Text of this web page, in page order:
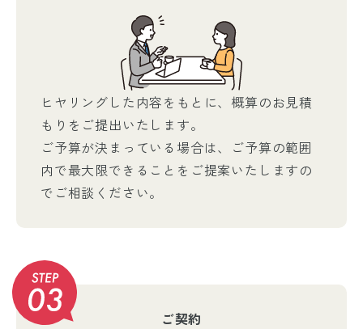
ヒヤリングした内容をもとに、概算のお見積
もりをご提出いたします。
ご予算が決まっている場合は、ご予算の範囲
内で最大限できることをご提案いたしますの
でご相談ください。
ご契約